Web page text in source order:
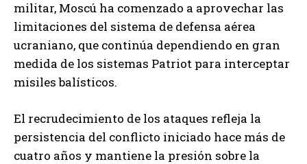
militar, Moscú ha comenzado a aprovechar las
limitaciones del sistema de defensa aérea
ucraniano, que continúa dependiendo en gran
medida de los sistemas Patriot para interceptar
misiles balísticos.
El recrudecimiento de los ataques refleja la
persistencia del conflicto iniciado hace más de
cuatro años y mantiene la presión sobre la